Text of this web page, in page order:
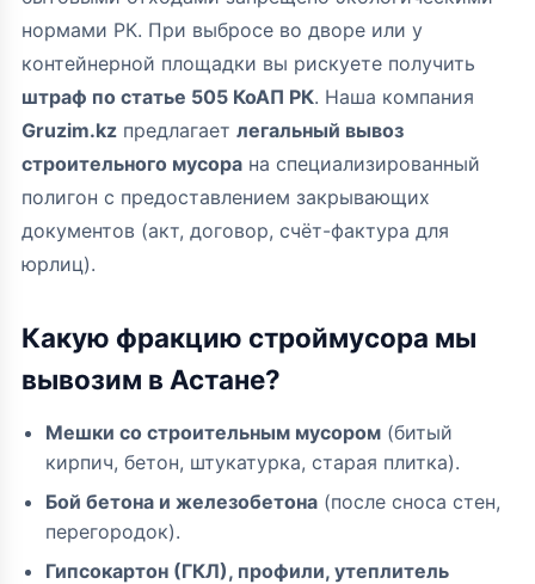
нормами РК. При выбросе во дворе или у
контейнерной площадки вы рискуете получить
штраф по статье 505 КоАП РК. Наша компания
Gruzim.kz предлагает легальный вывоз
строительного мусора на специализированный
полигон с предоставлением закрывающих
документов (акт, договор, счёт-фактура для
юрлиц).
Какую фракцию строймусора мы
вывозим в Астане?
Мешки со строительным мусором (битый
кирпич, бетон, штукатурка, старая плитка).
Бой бетона и железобетона (после сноса стен,
перегородок).
Гипсокартон (ГКЛ), профили, утеплитель